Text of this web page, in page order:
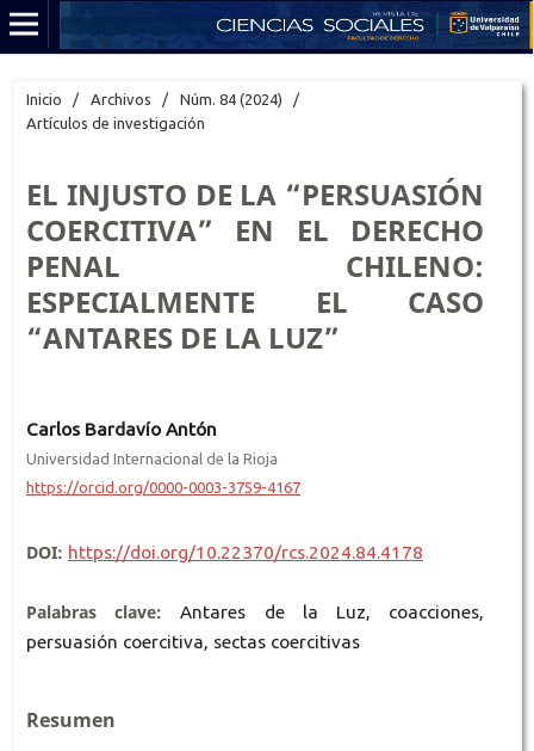
Inicio / Archivos / Núm. 84 (2024)
/
Artículos de investigación
EL INJUSTO DE LA “PERSUASIÓN
COERCITIVA” EN EL DERECHO
PENAL CHILENO:
ESPECIALMENTE EL CASO
“ANTARES DE LA LUZ”
Carlos Bardavío Antón
Universidad Internacional de la Rioja
https://orcid.org/0000-0003-3759-4167
DOI: https://doi.org/10.22370/rcs.2024.84.4178
Palabras clave:Antares de la Luz, coacciones,
persuasión coercitiva, sectas coercitivas
Resumen